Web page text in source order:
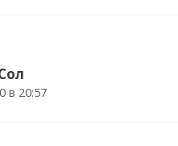
в 20:57